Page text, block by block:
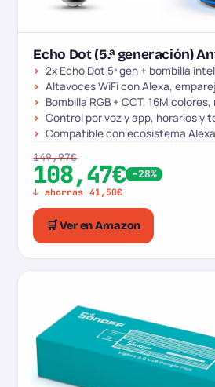
Echo Dot (5.ª generación)
2x Echo Dot 5ª gen + bombilla
Altavoces WiFi con Alexa,
Bombilla RGB + CCT, 16M
Control por voz y app, horarios y
Compatible con ecosistema Alexa
149,97€
108,47€ -28%
↓ ahorras 41,50€
🛒 Ver en Amazon